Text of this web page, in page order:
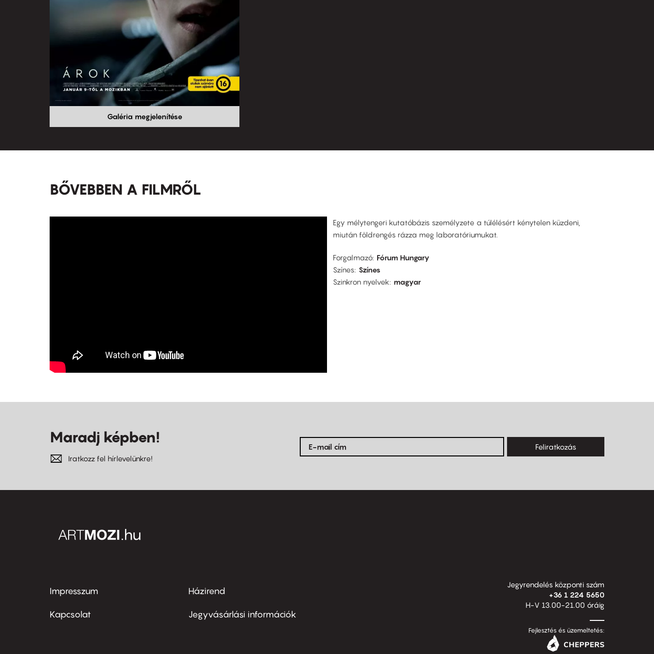
Galéria megjelenítése
BŐVEBBEN A FILMRŐL
Egy mélytengeri kutatóbázis személyzete a túlélésért kénytelen küzdeni,
miután földrengés rázza meg laboratóriumukat.
Forgalmazó Fórum Hungary
Színes Színes
Szinkron nyelvek
magyar
Maradj képben!
Iratkozz fel hírlevelünkre!
Feliratkozás
Footer
menu
Impresszum
Kapcsolat
Footer
menu
Házirend
Jegyvásárlási információk
Jegyrendelés központi szám
+36 1 224 5650
H-V 13.00-21.00 óráig
Fejlesztés és üzemeltetés: